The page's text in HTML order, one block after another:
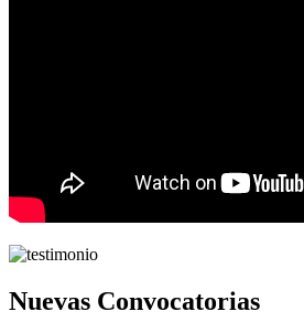
Nuevas Convocatorias